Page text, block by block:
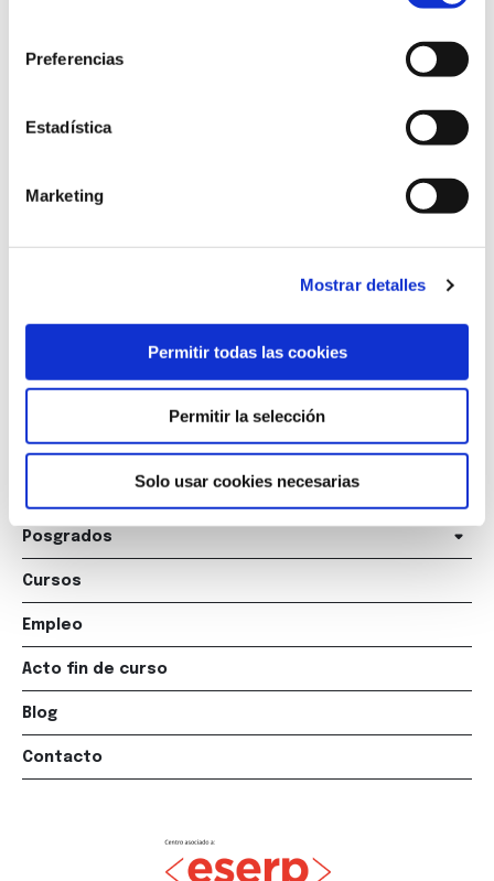
Preferencias
Estadística
Marketing
Mostrar detalles
Permitir todas las cookies
Permitir la selección
Solo usar cookies necesarias
La Escuela
Posgrados
Cursos
Empleo
Acto fin de curso
Blog
Contacto